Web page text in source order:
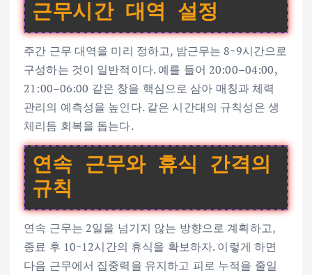
근무시간 대역 설정
주간 근무 대역을 미리 정하고, 밤근무는 8~9시간으로
구성하는 것이 일반적이다. 예를 들어 20:00–04:00,
21:00–06:00 같은 창을 핵심으로 삼아 매칭과 체력
관리의 예측성을 높인다. 같은 시간대의 규칙성은 생
체리듬 회복을 돕는다.
연속 근무와 휴식 간격의
규칙
연속 근무는 2일을 넘기지 않는 방향으로 계획하고,
종료 후 10~12시간의 휴식을 확보하자. 이렇게 하면
다음 근무에서 집중력을 유지하고 피로 누적을 줄일